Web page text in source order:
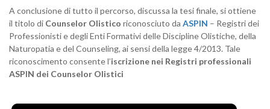
A conclusione di tutto il percorso, discussa la tesi finale, si ottiene
il titolo di Counselor Olistico riconosciuto da ASPIN – Registri dei
Professionisti e degli Enti Formativi delle Discipline Olistiche, della
Naturopatia e del Counseling, ai sensi della legge 4/2013. Tale
riconoscimento consente l’iscrizione nei Registri professionali
ASPIN dei Counselor Olistici